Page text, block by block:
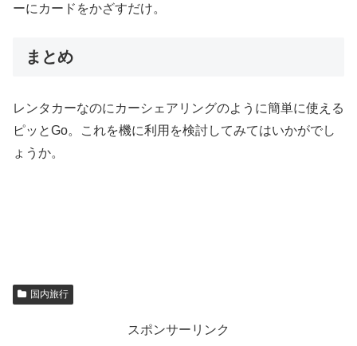
ーにカードをかざすだけ。
まとめ
レンタカーなのにカーシェアリングのように簡単に使える
ピッとGo。これを機に利用を検討してみてはいかがでし
ょうか。
国内旅行
スポンサーリンク